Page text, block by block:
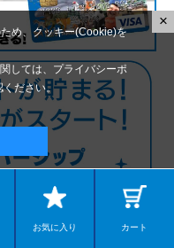
お気に入り カート
め、クッキー(Cookie)を
しては、プライバシーポ
ください。
×